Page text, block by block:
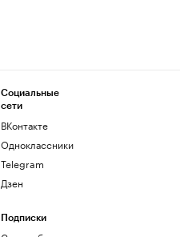
Социальные
сети
ВКонтакте
Одноклассники
Telegram
Дзен
Подписки